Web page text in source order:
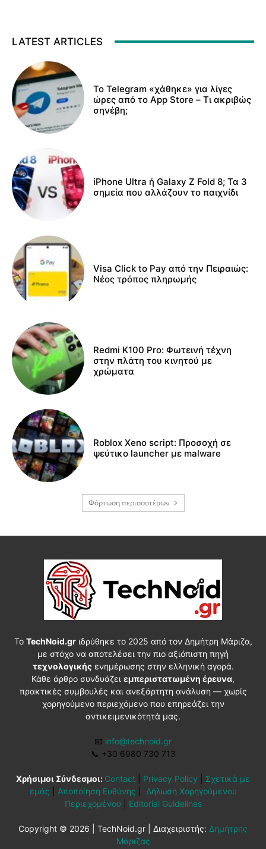
LATEST ARTICLES
Το Telegram «χάθηκε» για λίγες
ώρες από το App Store – Τι ακριβώς
σηνέβη;
iPhone Ultra ή Galaxy Z Fold 8; Τα 3
σημεία που αλλάζουν το παιχνίδι
Visa Click to Pay από την Πειραιώς:
Νέος τρόπος πληρωμής
Redmi K100 Pro: Φωτεινή τέχνη
στην πλάτη του κινητού με
χρώματα
Roblox Xeno script: Προσοχή σε
ψεύτικο launcher με malware
Φόρτωση περισσοτέρων
Το TechNoid.grιδρύθηκε το 2025 από τον Δημήτρη Μάριζα,
με στόχο να αποτελέσει την πιο αξιόπιστη πηγή
τεχνολογικήςενημέρωσης στην ελληνική αγορά.
Κάθε άρθρο συνδυάζει εμπεριστατωμένη έρευνα,
πρακτικές συμβουλές και ανεξάρτητη ανάλυση — χωρίς
χορηγούμενο περιεχόμενο που επηρεάζει την
αντικειμενικότητά μας.
📧 info@technoid.gr
📞 +30 6980 730 713
Χρήσιμοι Σύνδεσμοι: Contact Privacy Policy
Σχετικά με
εμάς
Αποποίηση Ευθύνης
Δήλωση Χορηγούμενου
Περιεχομένου
Editorial Guidelines
Copyright © 2026 | TechNoid.gr | Διαχειριστής: Δημήτρης
Μάριζας